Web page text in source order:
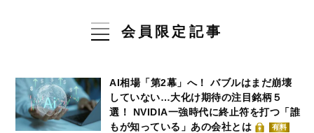
会員限定記事
AI相場「第2幕」へ！ バブルはまだ崩壊
していない…大化け期待の注目銘柄５
選！ NVIDIA一強時代に終止符を打つ「誰
もが知っている」あの会社とは
有料